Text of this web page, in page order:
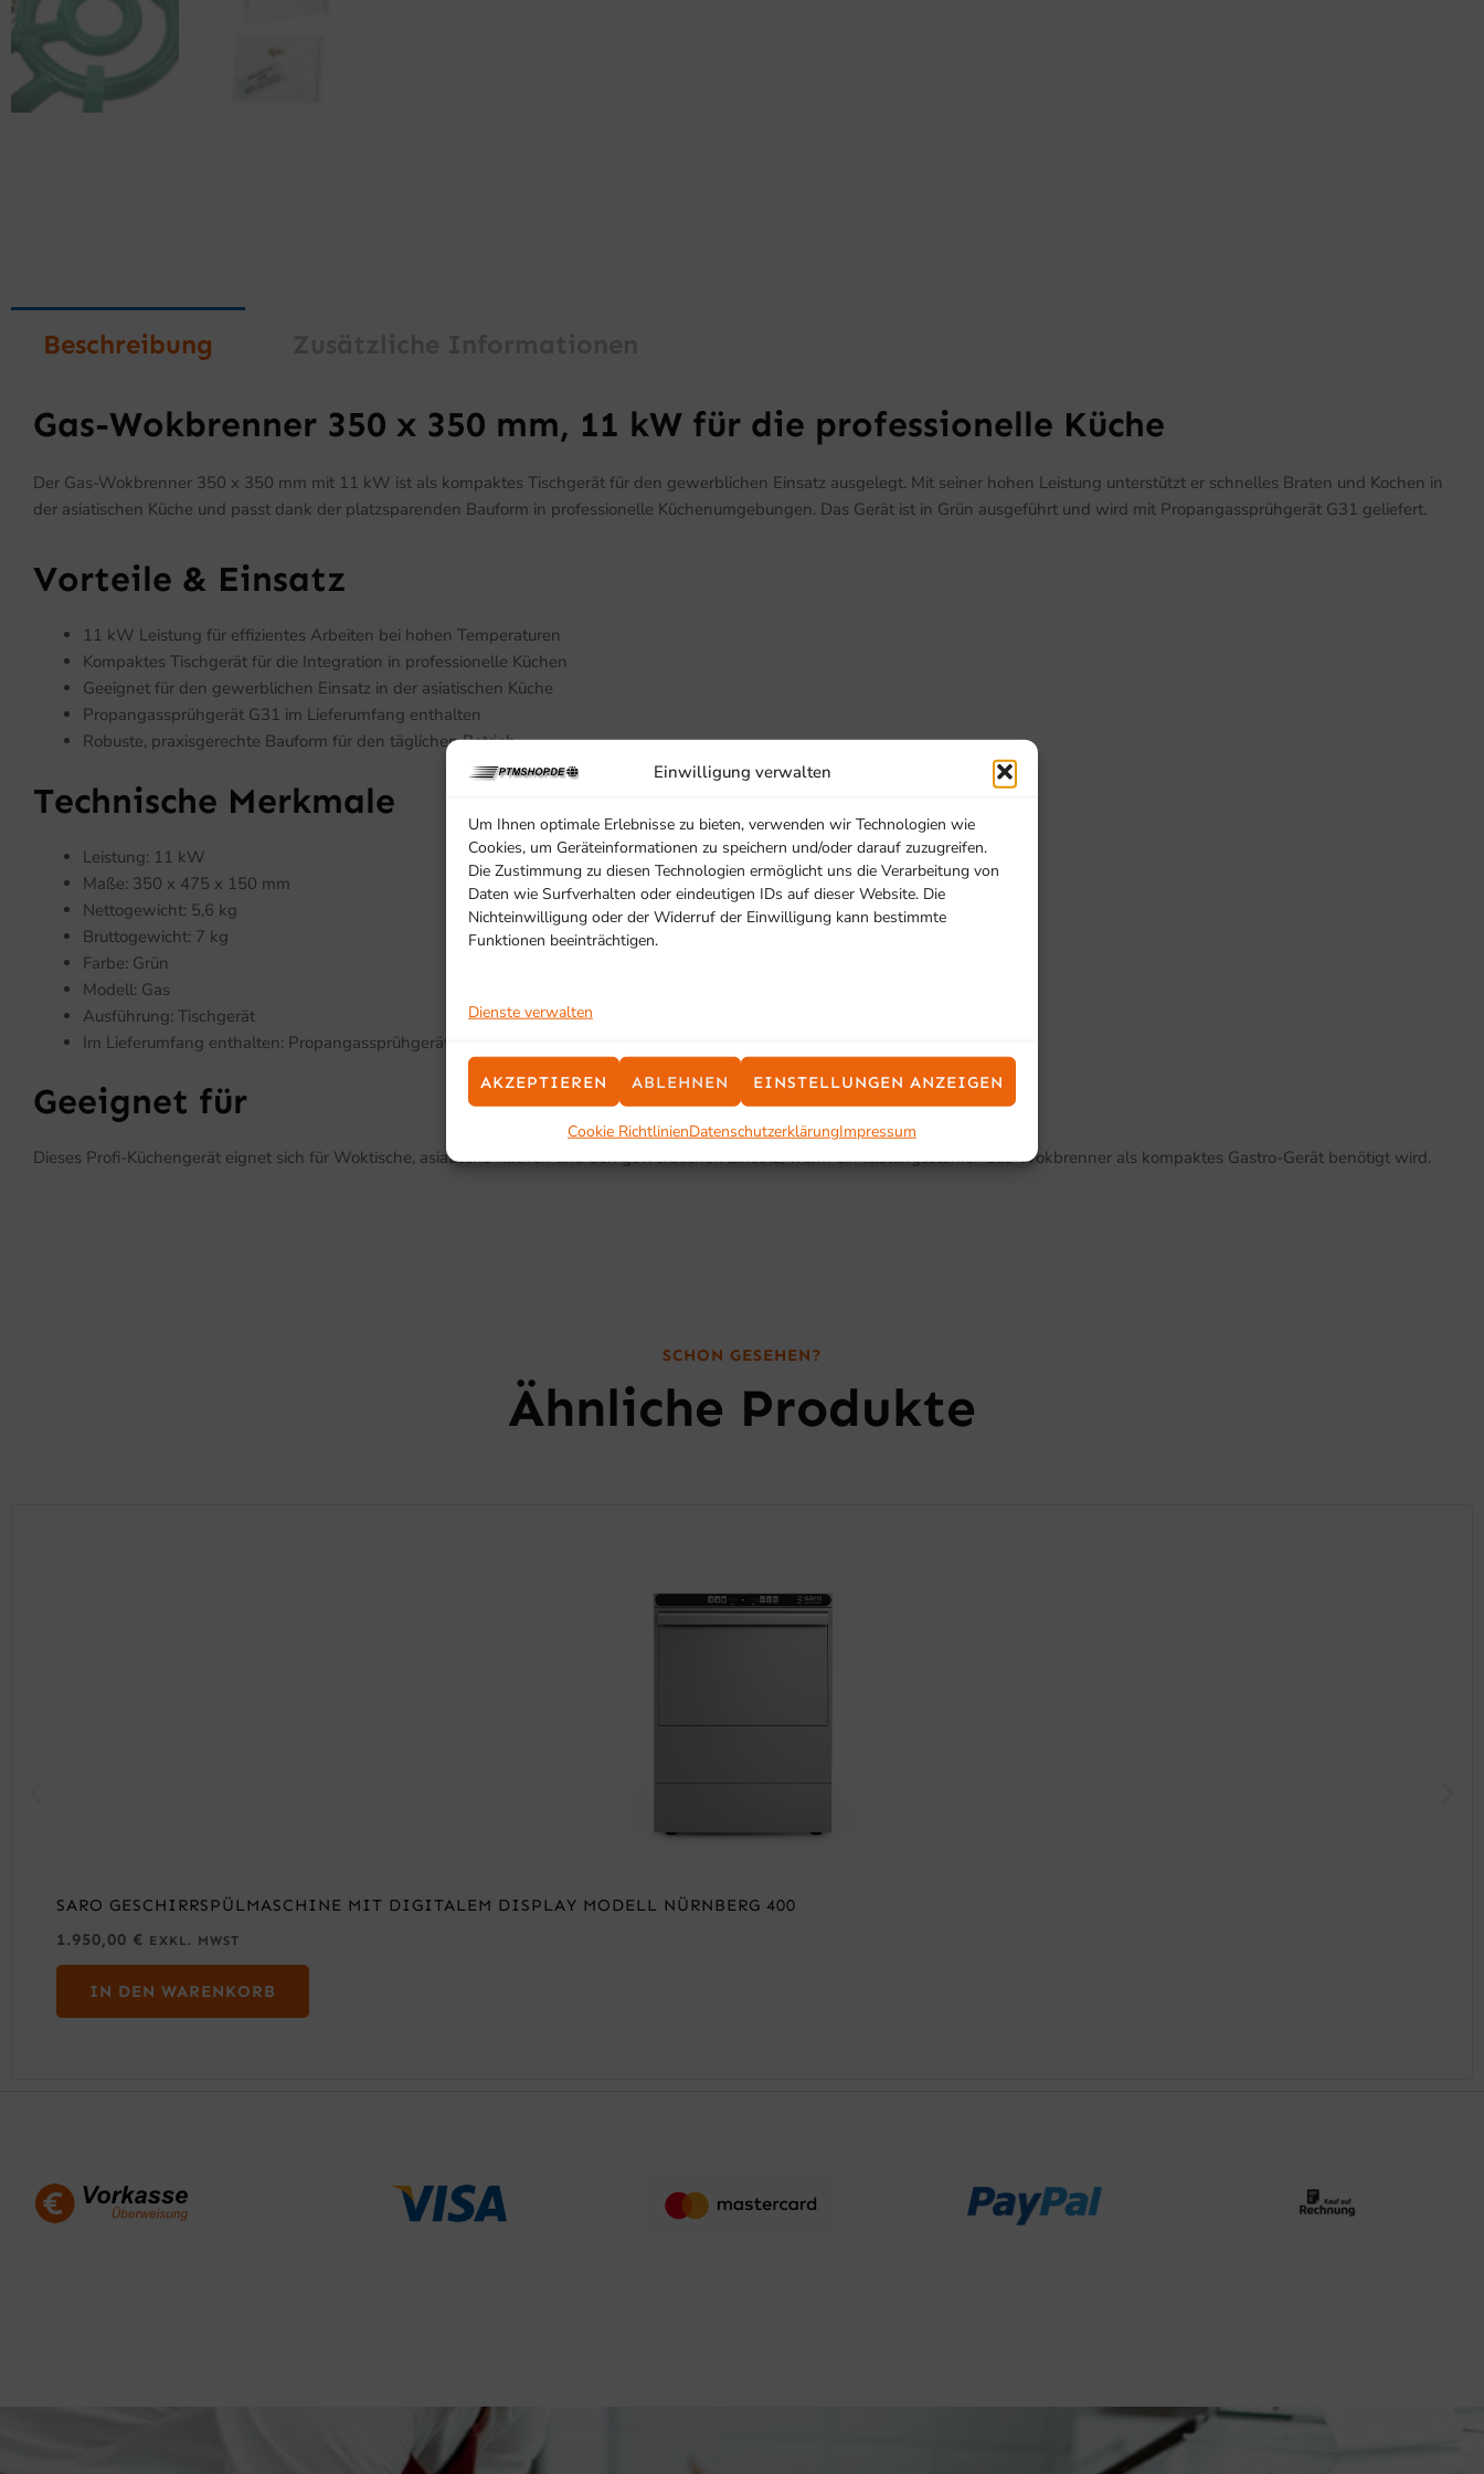
Einwilligung verwalten
Um Ihnen optimale Erlebnisse zu bieten, verwenden wir Technologien wie
Cookies, um Geräteinformationen zu speichern und/oder darauf zuzugreifen.
Die Zustimmung zu diesen Technologien ermöglicht uns die Verarbeitung von
Daten wie Surfverhalten oder eindeutigen IDs auf dieser Website. Die
Nichteinwilligung oder der Widerruf der Einwilligung kann bestimmte
Funktionen beeinträchtigen.
Dienste verwalten
AKZEPTIEREN ABLEHNEN EINSTELLUNGEN ANZEIGEN
Cookie RichtlinienDatenschutzerklärungImpressum
Beschreibung
Gas-Wokbrenner 350 x 350 mm, 11 kW für die professionelle Küche
Der Gas-Wokbrenner 350 x 350 mm mit 11 kW ist als kompaktes Tischgerät für den gewerblichen Einsatz ausgelegt. Mit seiner hohen Leistung unterstützt er schnelles Braten und Kochen in
der asiatischen Küche und passt dank der platzsparenden Bauform in professionelle Küchenumgebungen. Das Gerät ist in Grün ausgeführt und wird mit Propangassprühgerät G31 geliefert.
Vorteile & Einsatz
11 kW Leistung für effizientes Arbeiten bei hohen Temperaturen
Kompaktes Tischgerät für die Integration in professionelle Küchen
Geeignet für den gewerblichen Einsatz in der asiatischen Küche
Propangassprühgerät G31 im Lieferumfang enthalten
Robuste, praxisgerechte Bauform für den täglichen Betrieb
Technische Merkmale
Leistung: 11 kW
Maße: 350 x 475 x 150 mm
Nettogewicht: 5,6 kg
Bruttogewicht: 7 kg
Farbe: Grün
Modell: Gas
Ausführung: Tischgerät
Im Lieferumfang enthalten: Propangassprühgerät G31
Geeignet für
Dieses Profi-Küchengerät eignet sich für Woktische, asiatische Küchen und den gewerblichen Einsatz, wenn ein leistungsstarker Gas-Wokbrenner als kompaktes Gastro-Gerät benötigt wird.
SCHON GESEHEN?
Ähnliche Produkte
SARO GESCHIRRSPÜLMASCHINE MIT DIGITALEM DISPLAY MODELL NÜRNBERG 400
1.950,00 € EXKL. MWST
IN DEN WARENKORB